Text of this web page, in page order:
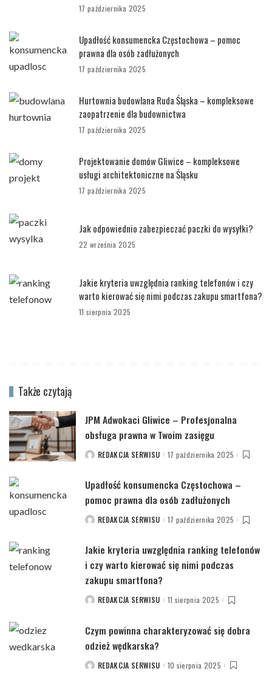
17 października 2025
Upadłość konsumencka Częstochowa – pomoc
prawna dla osób zadłużonych
17 października 2025
Hurtownia budowlana Ruda Śląska – kompleksowe
zaopatrzenie dla budownictwa
17 października 2025
Projektowanie domów Gliwice – kompleksowe
usługi architektoniczne na Śląsku
17 października 2025
Jak odpowiednio zabezpieczać paczki do wysyłki?
22 września 2025
Jakie kryteria uwzględnia ranking telefonów i czy
warto kierować się nimi podczas zakupu smartfona?
11 sierpnia 2025
Także czytają
JPM Adwokaci Gliwice – Profesjonalna
obsługa prawna w Twoim zasięgu
POSTEDREDAKCJA SERWISU 17 października 2025
Upadłość konsumencka Częstochowa –
pomoc prawna dla osób zadłużonych
POSTEDREDAKCJA SERWISU 17 października 2025
Jakie kryteria uwzględnia ranking telefonów
i czy warto kierować się nimi podczas
zakupu smartfona?
POSTEDREDAKCJA SERWISU 11 sierpnia 2025
Czym powinna charakteryzować się dobra
odzież wędkarska?
POSTEDREDAKCJA SERWISU 10 sierpnia 2025